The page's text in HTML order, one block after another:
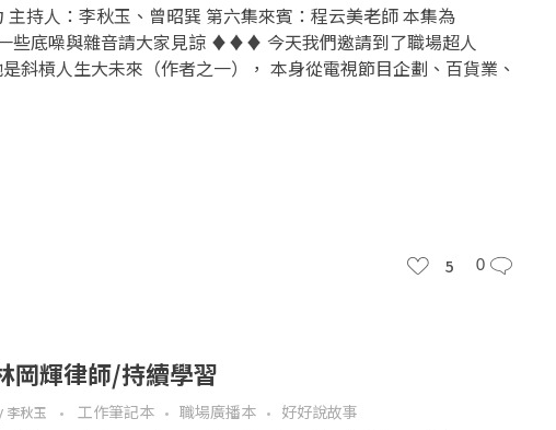
持人：李秋玉、曾昭巽 第六集來賓：程云美老師 本集為
些底噪與雜音請大家見諒 ♦♦♦ 今天我們邀請到了職場超人
斜槓人生大未來（作者之一）， 本身從電視節目企劃、百貨業、
5 0
岡輝律師/持續學習
李秋玉 工作筆記本 職場廣播本 好好說故事